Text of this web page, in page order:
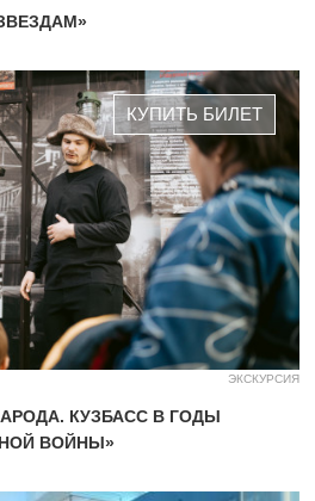
ЭКСКУРСИЯ
КУЗБАСС В ГОДЫ
ВОЙНЫ»
КУПИТЬ БИЛЕТ